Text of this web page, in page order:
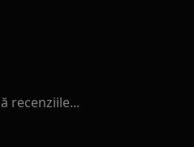
recenziile...